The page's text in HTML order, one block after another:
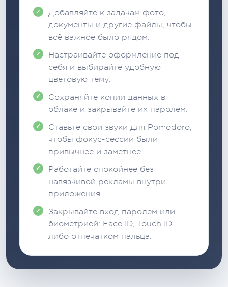
Добавляйте к задачам фото,
документы и другие файлы, чтобы
всё важное было рядом.
Настраивайте оформление под
себя и выбирайте удобную
цветовую тему.
Сохраняйте копии данных в
облаке и закрывайте их паролем.
Ставьте свои звуки для Pomodoro,
чтобы фокус-сессии были
привычнее и заметнее.
Работайте спокойнее без
навязчивой рекламы внутри
приложения.
Закрывайте вход паролем или
биометрией: Face ID, Touch ID
либо отпечатком пальца.